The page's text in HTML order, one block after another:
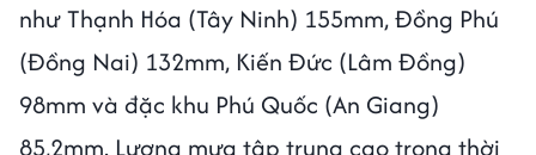
như Thạnh Hóa (Tây Ninh) 155mm, Đồng Phú
(Đồng Nai) 132mm, Kiến Đức (Lâm Đồng)
98mm và đặc khu Phú Quốc (An Giang)
85,2mm. Lượng mưa tập trung cao trong thời